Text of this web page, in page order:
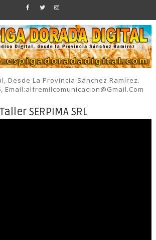
Desde La Provincia Sánchez Ramírez.
Email:alfremilcomunicacion@gmail.com
Taller SERPIMA SRL